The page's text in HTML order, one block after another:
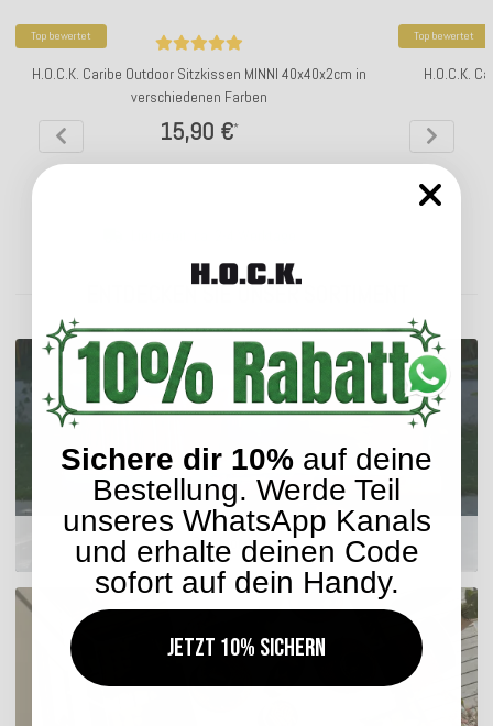
Top bewertet
H.O.C.K. Caribe Outdoor Sitzkissen MINNI 40x40x2cm in
verschiedenen Farben
15,90 €*
Top bewertet
H.O.C.K.
ENTDECKEN SIE UNSER SORTIMENT
Outdoor Kissen
Sichere dir 10% auf deine
Bestellung. Werde Teil
unseres WhatsApp Kanals
und erhalte deinen Code
sofort auf dein Handy.
Jetzt 10% sichern